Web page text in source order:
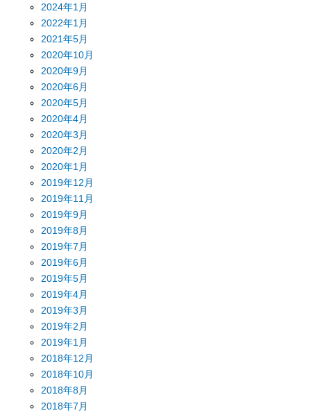
2024年1月
2022年1月
2021年5月
2020年10月
2020年9月
2020年6月
2020年5月
2020年4月
2020年3月
2020年2月
2020年1月
2019年12月
2019年11月
2019年9月
2019年8月
2019年7月
2019年6月
2019年5月
2019年4月
2019年3月
2019年2月
2019年1月
2018年12月
2018年10月
2018年8月
2018年7月